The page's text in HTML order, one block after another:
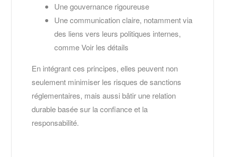
Une gouvernance rigoureuse
Une communication claire, notamment via
des liens vers leurs politiques internes,
comme Voir les détails
En intégrant ces principes, elles peuvent non
seulement minimiser les risques de sanctions
réglementaires, mais aussi bâtir une relation
durable basée sur la confiance et la
responsabilité.